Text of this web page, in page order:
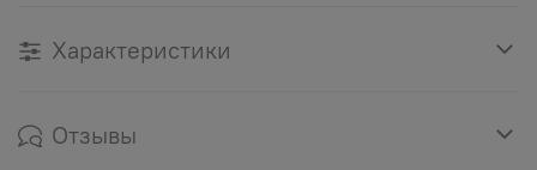
Характеристики
Отзывы